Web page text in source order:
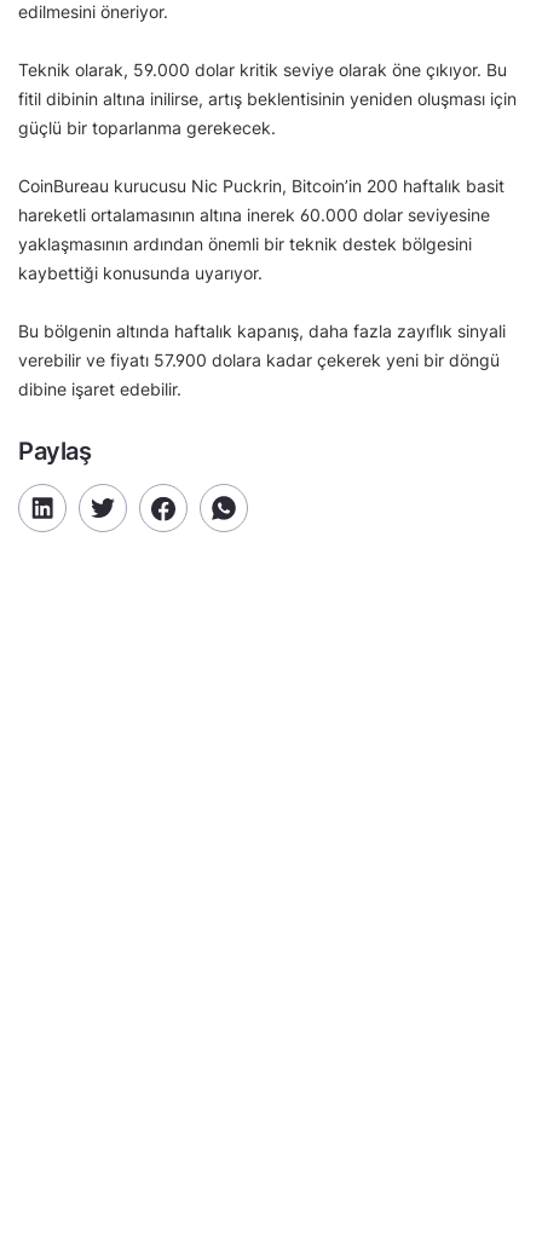
edilmesini öneriyor.
Teknik olarak, 59.000 dolar kritik seviye olarak öne çıkıyor. Bu
fitil dibinin altına inilirse, artış beklentisinin yeniden oluşması için
güçlü bir toparlanma gerekecek.
CoinBureau kurucusu Nic Puckrin, Bitcoin’in 200 haftalık basit
hareketli ortalamasının altına inerek 60.000 dolar seviyesine
yaklaşmasının ardından önemli bir teknik destek bölgesini
kaybettiği konusunda uyarıyor.
Bu bölgenin altında haftalık kapanış, daha fazla zayıflık sinyali
verebilir ve fiyatı 57.900 dolara kadar çekerek yeni bir döngü
dibine işaret edebilir.
Paylaş